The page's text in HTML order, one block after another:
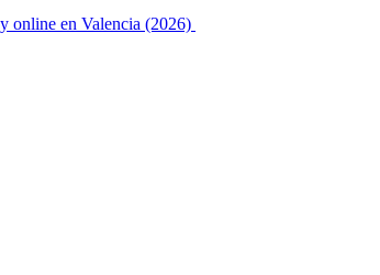
online en Valencia (2026)